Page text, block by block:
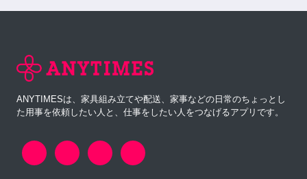
ANYTIMESは、家具組み立てや配送、家事などの日常のちょっとし
た用事を依頼したい人と、仕事をしたい人をつなげるアプリです。